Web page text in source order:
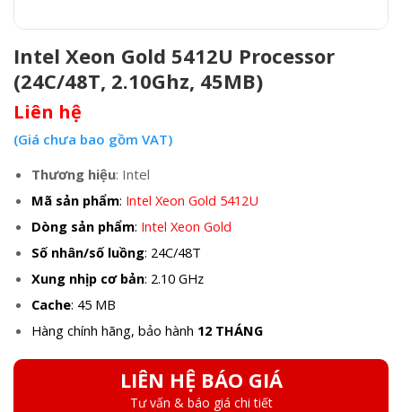
Intel Xeon Gold 5412U Processor
(24C/48T, 2.10Ghz, 45MB)
Liên hệ
(Giá chưa bao gồm VAT)
Thương hiệu: Intel
Mã sản phẩm: Intel Xeon Gold 5412U
Dòng sản phẩm: Intel Xeon Gold
Số nhân/số luồng: 24C/48T
Xung nhịp cơ bản: 2.10 GHz
Cache: 45 MB
Hàng chính hãng, bảo hành 12 THÁNG
LIÊN HỆ BÁO GIÁ
Tư vấn & báo giá chi tiết